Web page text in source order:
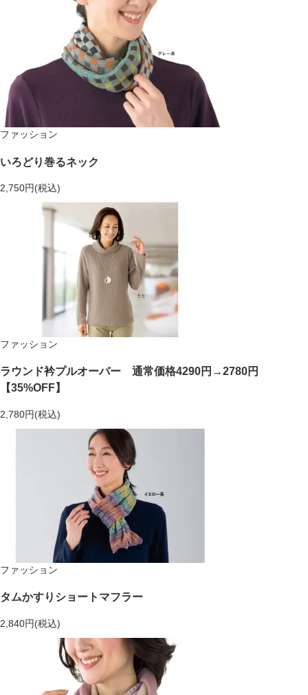
ファッション
いろどり巻るネック
2,750円(税込)
ファッション
ラウンド衿プルオーバー 通常価格4290円→2780円
【35%OFF】
2,780円(税込)
ファッション
タムかすりショートマフラー
2,840円(税込)